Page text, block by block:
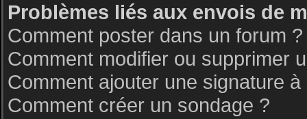
Problèmes liés aux envois de
Comment poster dans un forum ?
Comment modifier ou supprimer
Comment ajouter une signature
Comment créer un sondage ?